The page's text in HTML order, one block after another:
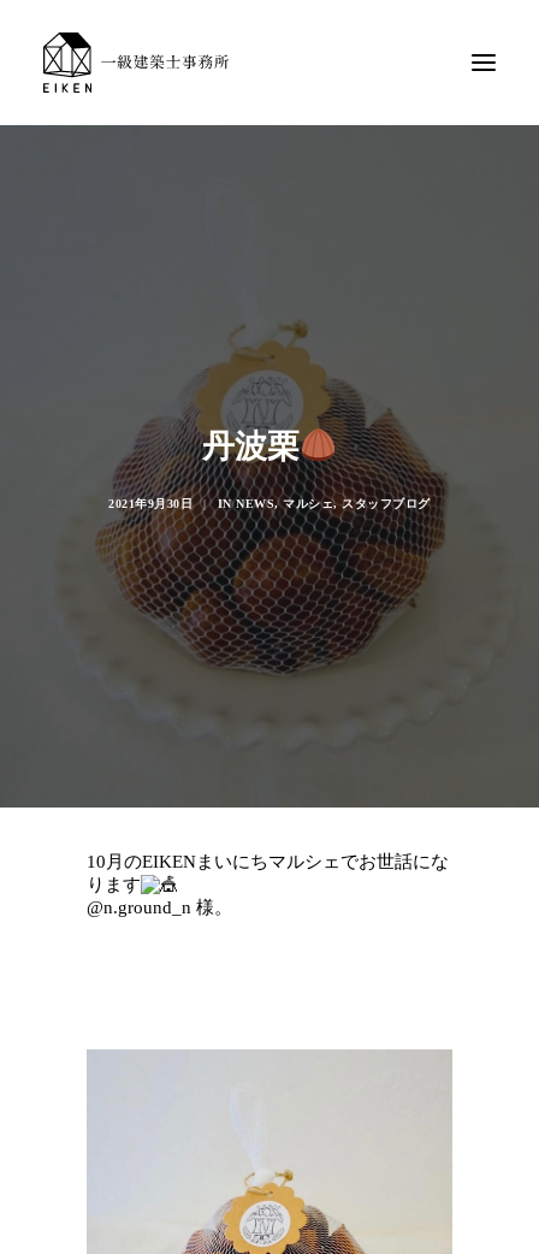
丹波栗
2021年9月30日 | INNEWS,マルシェ,スタッフブログ
10月のEIKENまいにちマルシェでお世話にな
ります
@n.ground_n 様。